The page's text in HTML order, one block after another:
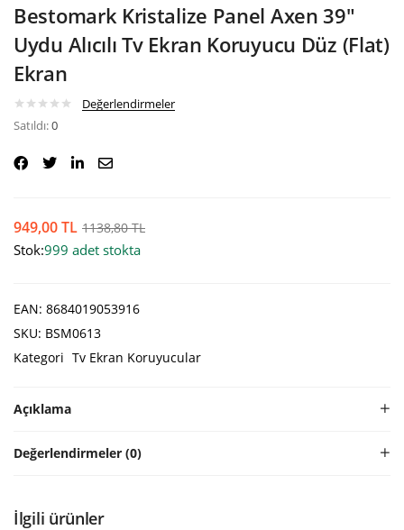
Bestomark Kristalize Panel Axen 39″
Uydu Alıcılı Tv Ekran Koruyucu Düz (Flat)
Ekran
Değerlendirmeler
Satıldı:0
949,00TL 1138,80TL
Stok:999 adet stokta
EAN: 8684019053916
SKU: BSM0613
Kategori Tv Ekran Koruyucular
Açıklama
Değerlendirmeler (0)
İlgili ürünler